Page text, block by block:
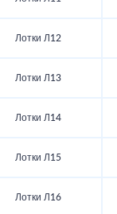
Лотки Л12
Лотки Л13
Лотки Л14
Лотки Л15
Лотки Л16